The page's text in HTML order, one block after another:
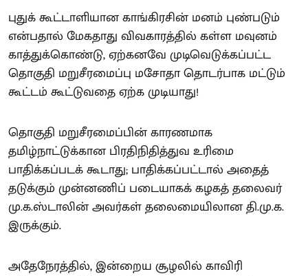
புதுக் கூட்டாளியான காங்கிரசின் மனம் புண்படும்
என்பதால் மேகதாது விவகாரத்தில் கள்ள மவுனம்
காத்துக்கொண்டு, ஏற்கனவே முடிவெடுக்கப்பட்ட
தொகுதி மறுசீரமைப்பு மசோதா தொடர்பாக மட்டும்
கூட்டம் கூட்டுவதை ஏற்க முடியாது!
தொகுதி மறுசீரமைப்பின் காரணமாக
தமிழ்நாட்டுக்கான பிரதிநிதித்துவ உரிமை
பாதிக்கப்படக் கூடாது; பாதிக்கப்பட்டால் அதைத்
தடுக்கும் முன்னணிப் படையாகக் கழகத் தலைவர்
மு.க.ஸ்டாலின் அவர்கள் தலைமையிலான தி.மு.க.
இருக்கும்.
அதேநேரத்தில், இன்றைய சூழலில் காவிரி